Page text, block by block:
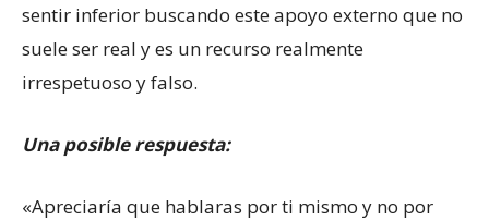
sentir inferior buscando este apoyo externo que no
suele ser real y es un recurso realmente
irrespetuoso y falso.
Una posible respuesta:
«Apreciaría que hablaras por ti mismo y no por